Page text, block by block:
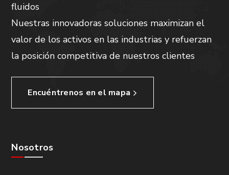
fluidos
Nuestras innovadoras soluciones maximizan el
valor de los activos en las industrias y refuerzan
la posición competitiva de nuestros clientes
Encuéntrenos en el mapa
Nosotros